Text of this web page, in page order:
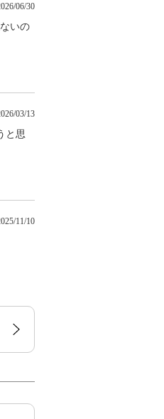
06/30
いの
03/13
と思
11/10